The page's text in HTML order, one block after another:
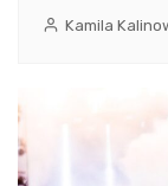
Kamila